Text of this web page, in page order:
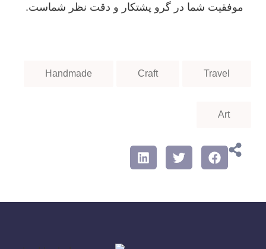
موفقیت شما در گرو پشتکار و دقت نظر شماست.
Travel
Craft
Handmade
Art